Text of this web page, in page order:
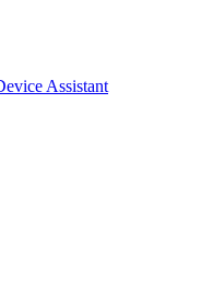
Assistant